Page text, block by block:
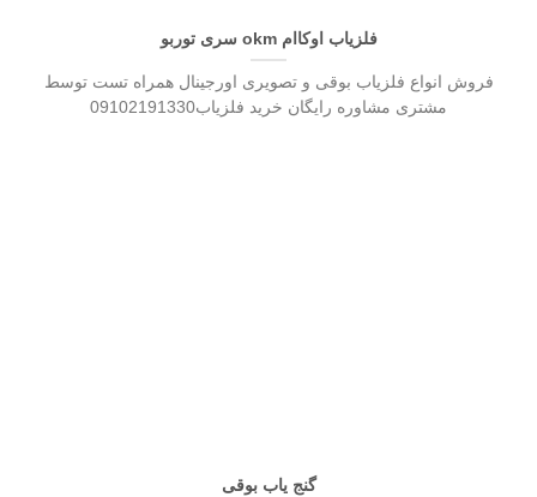
فلزیاب اوکاام okm سری توربو
فروش انواع فلزیاب بوقی و تصویری اورجینال همراه تست توسط
مشتری مشاوره رایگان خرید فلزیاب09102191330
گنج یاب بوقی